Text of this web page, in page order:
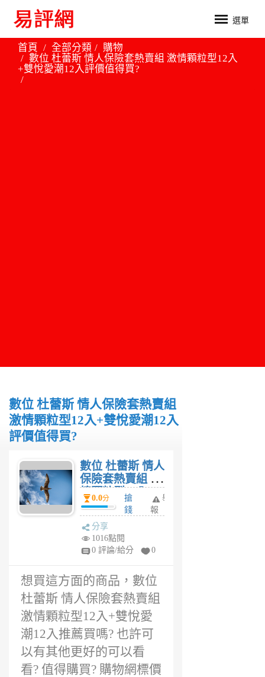
選單
首頁 全部分類
購物
數位 杜蕾斯 情人保險套熱賣組 激情顆粒型12入
+雙悅愛潮12入評價值得買?
數位 杜蕾斯 情人保險套熱賣組
激情顆粒型12入+雙悅愛潮12入
評價值得買?
數位 杜蕾斯 情人
保險套熱賣組 激
情顆粒型12入
+雙悅愛潮12入
評價值得買?
0.0分
搶
錢
年
舉
報
分享
1016點閱
0 評論/給分
0
想買這方面的商品，數位
杜蕾斯 情人保險套熱賣組
激情顆粒型12入+雙悅愛
潮12入推薦買嗎? 也許可
以有其他更好的可以看
看? 值得購買? 購物網標價